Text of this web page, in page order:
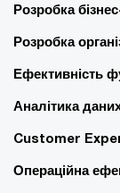
Розробка
Розробка
Ефективність
Аналітика
Customer
Операційна